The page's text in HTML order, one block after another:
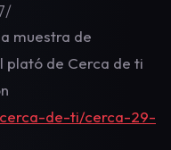
muestra de
plató de Cerca de ti
de-ti/cerca-29-